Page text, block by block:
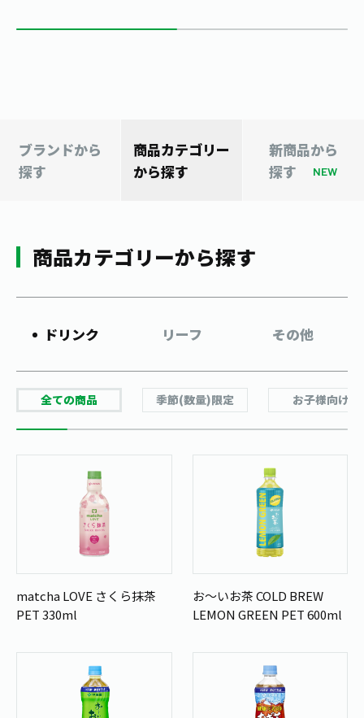
カテゴリーから探す
安全・安心への取組み
茶産地育成事業
Green Tea for Good
伊藤園レディス
茶寮伊藤園
企業情報 GLOBAL
ブランドから
探す
商品カテゴリー
から探す
新商品から
探す
NEW
商品カテゴリーから探す
ドリンク リーフ その他
全ての商品 季節(数量)限定 お子様向け
matcha LOVE さくら抹茶
PET 330ml
お～いお茶 COLD BREW
LEMON GREEN PET 600ml